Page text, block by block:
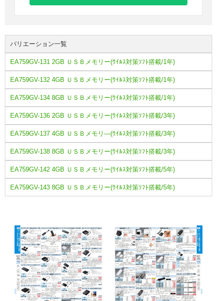
バリエーション一覧
EA759GV-131 2GB ＵＳＢメモリー(ｳｲﾙｽ対策ｿﾌﾄ搭載/1年)
EA759GV-132 4GB ＵＳＢメモリー(ｳｲﾙｽ対策ｿﾌﾄ搭載/1年)
EA759GV-134 8GB ＵＳＢメモリー(ｳｲﾙｽ対策ｿﾌﾄ搭載/1年)
EA759GV-136 2GB ＵＳＢメモリー(ｳｲﾙｽ対策ｿﾌﾄ搭載/3年)
EA759GV-137 4GB ＵＳＢメモリ―(ｳｲﾙｽ対策ｿﾌﾄ搭載/3年)
EA759GV-138 8GB ＵＳＢメモリー(ｳｲﾙｽ対策ｿﾌﾄ搭載/3年)
EA759GV-142 4GB ＵＳＢメモリー(ｳｲﾙｽ対策ｿﾌﾄ搭載/5年)
EA759GV-143 8GB ＵＳＢメモリー(ｳｲﾙｽ対策ｿﾌﾄ搭載/5年)